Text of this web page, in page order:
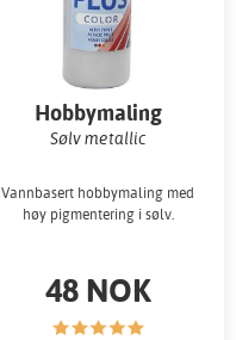
Hobbymaling
Sølv metallic
Vannbasert hobbymaling med
høy pigmentering i sølv.
48 NOK